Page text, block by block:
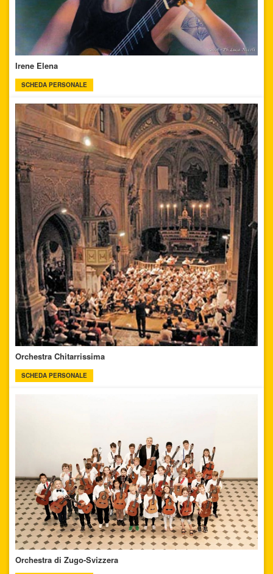
Irene Elena
SCHEDA PERSONALE
Orchestra Chitarrissima
SCHEDA PERSONALE
Orchestra di Zugo-Svizzera